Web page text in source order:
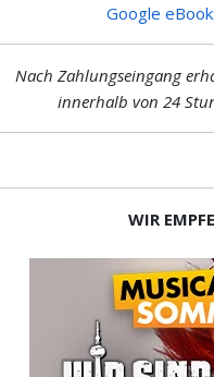
Google
Nach Zahlungseingang
innerhalb von 24
WIR